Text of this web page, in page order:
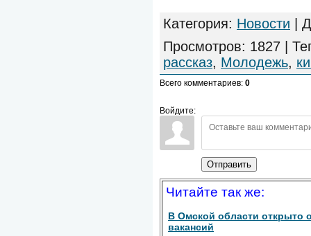
Категория: Новости |
Просмотров: 1827 |
рассказ, Молодежь,
Всего комментариев: 0
Войдите:
Отправить
Читайте так же:
В Омской области открыто
вакансий